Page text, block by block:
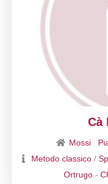
Cà
Mossi
Metodo classico /
Ortrugo-